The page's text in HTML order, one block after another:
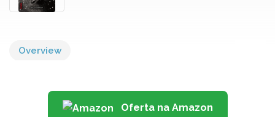
Overview
Oferta na Amazon